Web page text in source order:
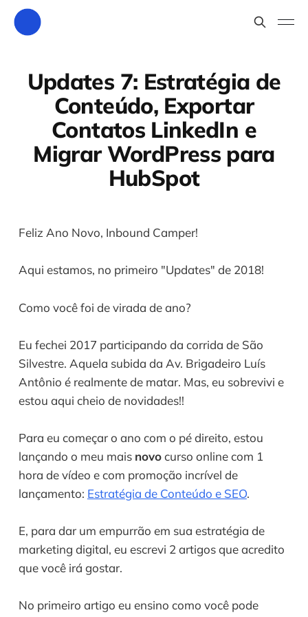
Updates 7: Estratégia de
Conteúdo, Exportar
Contatos LinkedIn e
Migrar WordPress para
HubSpot
Feliz Ano Novo, Inbound Camper!
Aqui estamos, no primeiro "Updates" de 2018!
Como você foi de virada de ano?
Eu fechei 2017 participando da corrida de São
Silvestre. Aquela subida da Av. Brigadeiro Luís
Antônio é realmente de matar. Mas, eu sobrevivi e
estou aqui cheio de novidades!!
Para eu começar o ano com o pé direito, estou
lançando o meu mais novo curso online com 1
hora de vídeo e com promoção incrível de
lançamento: Estratégia de Conteúdo e SEO.
E, para dar um empurrão em sua estratégia de
marketing digital, eu escrevi 2 artigos que acredito
que você irá gostar.
No primeiro artigo eu ensino como você pode